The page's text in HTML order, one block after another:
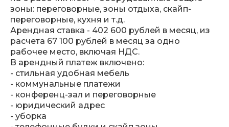
зоны: переговорные, зоны отдыха, скайп-
переговорные, кухня и т.д.
Арендная ставка - 402 600 рублей в месяц, из
расчета 67 100 рублей в месяц за одно
рабочее место, включая НДС.
В арендный платеж включено:
- стильная удобная мебель
- коммунальные платежи
- конференц-зал и переговорные
- юридический адрес
- уборка